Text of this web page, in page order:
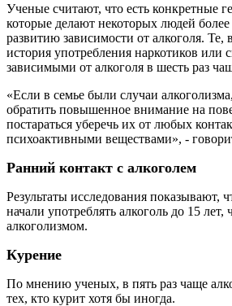
Ученые считают, что есть конкретные
которые делают некоторых людей
развитию зависимости от алкоголя. Те,
история употребления наркотиков или
зависимыми от алкоголя в шесть раз
«Если в семье были случаи
обратить повышенное внимание на
постараться уберечь их от любых
психоактивными веществами», -
Ранний контакт с алкоголем
Результаты исследования показывают,
начали употреблять алкоголь до 15 лет,
алкоголизмом.
Курение
По мнению ученых, в пять раз чаще
тех, кто курит хотя бы иногда.